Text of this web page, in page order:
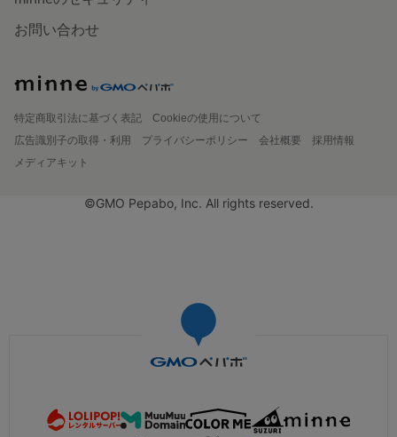
お問い合わせ
特定商取引法に基づく表記
Cookieの使用について
広告識別子の取得・利用
プライバシーポリシー 会社概要
採用情報
メディアキット
©GMO Pepabo, Inc. All rights reserved.